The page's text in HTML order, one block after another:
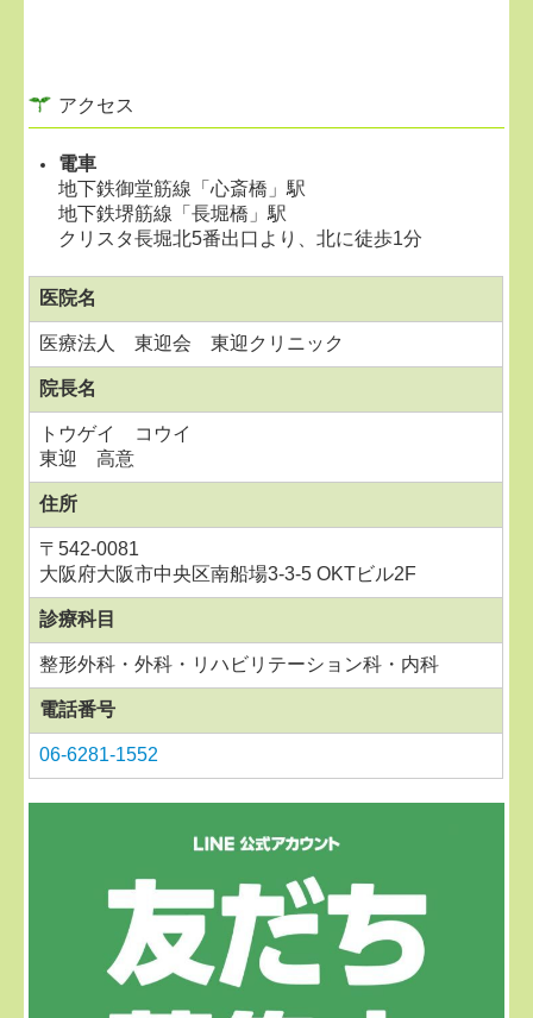
アクセス
電車
地下鉄御堂筋線「心斎橋」駅
地下鉄堺筋線「長堀橋」駅
クリスタ長堀北5番出口より、北に徒歩1分
医院名
医療法人 東迎会 東迎クリニック
院長名
トウゲイ コウイ
東迎 高意
住所
〒542-0081
大阪府大阪市中央区南船場3-3-5 OKTビル2F
診療科目
整形外科・外科・リハビリテーション科・内科
電話番号
06-6281-1552